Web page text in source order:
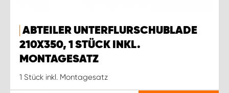
ABTEILER UNTERFLURSCHUBLADE
210X350, 1 STÜCK INKL.
MONTAGESATZ
1 Stück inkl. Montagesatz